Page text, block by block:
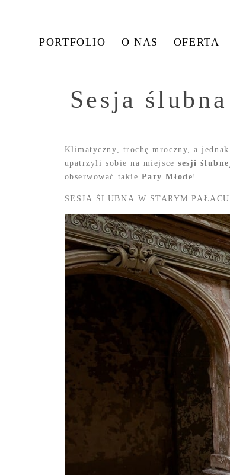
PORTFOLIO O NAS OFERTA
Sesja
Klimatyczny, trochę mroczny, a
upatrzyli sobie na miejscesesji
obserwować takie Pary Młode!
SESJA ŚLUBNA W STARYM PAŁACU